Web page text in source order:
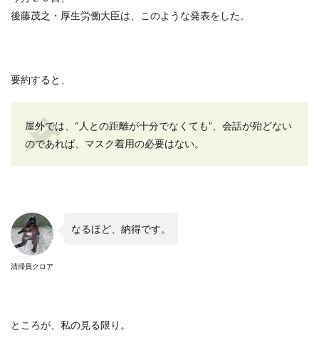
後藤茂之・厚生労働大臣は、このような発表をした。
要約すると、
屋外では、 “ 人との距離が十分でなくても” 、会話が殆どない
のであれば、マスク着用の必要はない。
清掃員クロア
なるほど、納得です。
ところが、私の見る限り。